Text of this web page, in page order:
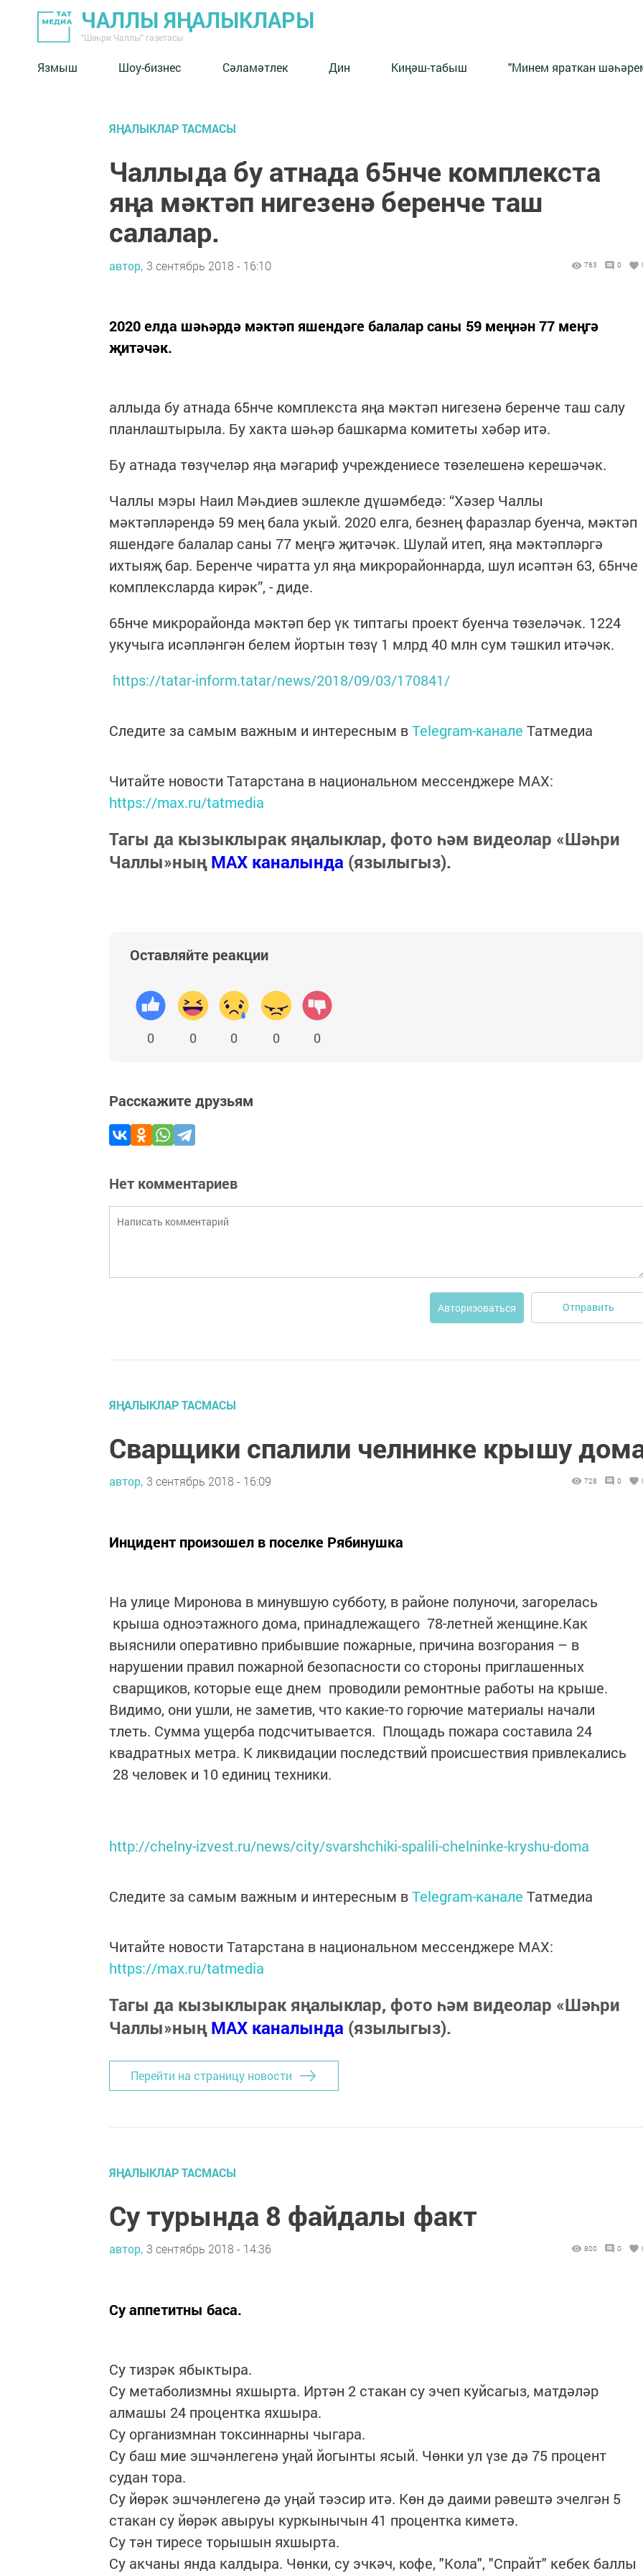
ЧАЛЛЫ ЯҢАЛЫКЛАРЫ
"Шәһри Чаллы" газетасы
Язмыш Шоу-бизнес Сәламәтлек Дин Киңәш-табыш "Минем яраткан
ЯҢАЛЫКЛАР ТАСМАСЫ
Чаллыда бу атнада 65нче комплекста
яңа мәктәп нигезенә беренче таш
салалар.
автор, 3 сентябрь 2018 - 16:10 763 0
2020 елда шәһәрдә мәктәп яшендәге балалар саны 59 меңнән 77 меңгә
җитәчәк.
аллыда бу атнада 65нче комплекста яңа мәктәп нигезенә беренче таш салу
планлаштырыла. Бу хакта шәһәр башкарма комитеты хәбәр итә.
Бу атнада төзүчеләр яңа мәгариф учреждениесе төзелешенә керешәчәк.
Чаллы мэры Наил Мәһдиев эшлекле дүшәмбедә: “Хәзер Чаллы
мәктәпләрендә 59 мең бала укый. 2020 елга, безнең фаразлар буенча, мәктәп
яшендәге балалар саны 77 меңгә җитәчәк. Шулай итеп, яңа мәктәпләргә
ихтыяҗ бар. Беренче чиратта ул яңа микрорайоннарда, шул исәптән 63, 65нче
комплексларда кирәк”, - диде.
65нче микрорайонда мәктәп бер үк типтагы проект буенча төзеләчәк. 1224
укучыга исәпләнгән белем йортын төзү 1 млрд 40 млн сум тәшкил итәчәк.
https://tatar-inform.tatar/news/2018/09/03/170841/
Следите за самым важным и интересным вTelegram-канале Татмедиа
Читайте новости Татарстана в национальном мессенджере MАХ:
https://max.ru/tatmedia
Тагы да кызыклырак яңалыклар, фото һәм видеолар «Шәһри
Чаллы»ныңMAX каналында (язылыгыз).
Оставляйте реакции
0 0 0 0 0
Расскажите друзьям
Нет комментариев
Авторизоваться Отправить
ЯҢАЛЫКЛАР ТАСМАСЫ
Сварщики спалили челнинке крышу
автор, 3 сентябрь 2018 - 16:09 728 0
Инцидент произошел в поселке Рябинушка
На улице Миронова в минувшую субботу, в районе полуночи, загорелась
крыша одноэтажного дома, принадлежащего 78-летней женщине.Как
выяснили оперативно прибывшие пожарные, причина возгорания – в
нарушении правил пожарной безопасности со стороны приглашенных
сварщиков, которые еще днем проводили ремонтные работы на крыше.
Видимо, они ушли, не заметив, что какие-то горючие материалы начали
тлеть. Сумма ущерба подсчитывается. Площадь пожара составила 24
квадратных метра. К ликвидации последствий происшествия привлекались
28 человек и 10 единиц техники.
http://chelny-izvest.ru/news/city/svarshchiki-spalili-chelninke-kryshu-doma
Следите за самым важным и интересным вTelegram-канале Татмедиа
Читайте новости Татарстана в национальном мессенджере MАХ:
https://max.ru/tatmedia
Тагы да кызыклырак яңалыклар, фото һәм видеолар «Шәһри
Чаллы»ныңMAX каналында (язылыгыз).
Перейти на страницу новости
ЯҢАЛЫКЛАР ТАСМАСЫ
Су турында 8 файдалы факт
автор, 3 сентябрь 2018 - 14:36 800 0
Су аппетитны баса.
Су тизрәк ябыктыра.
Су метаболизмны яхшырта. Иртән 2 стакан су эчеп куйсагыз, матдәләр
алмашы 24 процентка яхшыра.
Су организмнан токсиннарны чыгара.
Су баш мие эшчәнлегенә уңай йогынты ясый. Чөнки ул үзе дә 75 процент
судан тора.
Су йөрәк эшчәнлегенә дә уңай тәэсир итә. Көн дә даими рәвештә эчелгән 5
стакан су йөрәк авыруы куркынычын 41 процентка киметә.
Су тән тиресе торышын яхшырта.
Су акчаны янда калдыра. Чөнки, су эчкәч, кофе, "Кола", "Спрайт" кебек баллы